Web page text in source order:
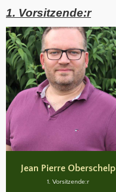
1. Vorsitzende:r
Jean Pierre Oberschelp
1. Vorsitzende:r